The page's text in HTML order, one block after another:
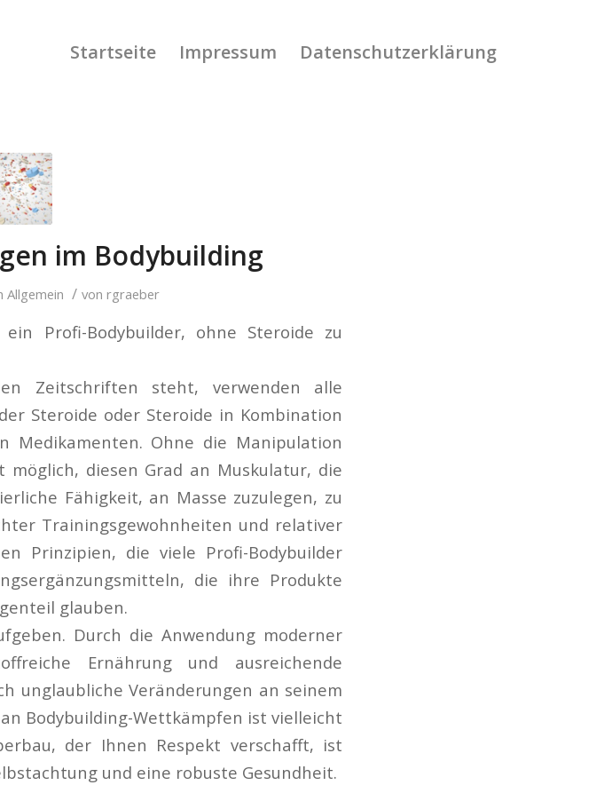
Startseite Impressum Datenschutzerklärung
im Bodybuilding
Allgemein / von rgraeber
Profi-Bodybuilder, ohne Steroide zu
Zeitschriften steht, verwenden alle
Steroide oder Steroide in Kombination
Medikamenten. Ohne die Manipulation
diesen Grad an Muskulatur, die
Fähigkeit, an Masse zuzulegen, zu
Trainingsgewohnheiten und relativer
Prinzipien, die viele Profi-Bodybuilder
die ihre Produkte
glauben.
Durch die Anwendung moderner
Ernährung und ausreichende
unglaubliche Veränderungen an seinem
Bodybuilding-Wettkämpfen ist vielleicht
der Ihnen Respekt verschafft, ist
und eine robuste Gesundheit.